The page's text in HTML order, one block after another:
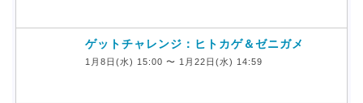
ゲットチャレンジ：ヒトカゲ＆ゼニガメ
1月8日(水) 15:00 〜 1月22日(水) 14:59